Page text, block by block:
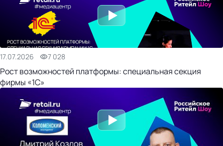
17.07.2026 7 028
Рост возможностей платформы: специальная секция
фирмы «1С»